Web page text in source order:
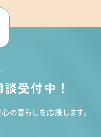
受付中！
心の暮らしを応援します。